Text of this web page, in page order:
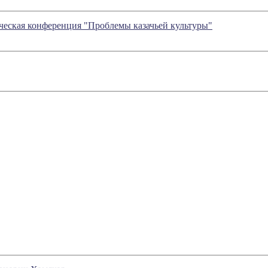
конференция "Проблемы казачьей культуры"